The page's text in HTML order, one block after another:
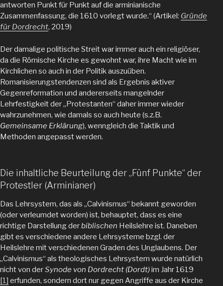
antworten Punkt für Punkt auf die arminianische
Zusammenfassung, die 1610 vorlegt wurde.“ (Artikel: Gründe
für Dordrecht, 2019)
Der damalige politische Streit war immer auch ein religiöser,
da die Römische Kirche es gewohnt war, ihre Macht wie im
Kirchlichen so auch in der Politik auszuüben.
Romanisierungstendenzen sind als Ergebnis aktiver
Gegenreformation und andererseits mangelnder
Lehrfestigkeit der „Protestanten“ daher immer wieder
wahrzunehmen, wie damals so auch heute (s.z.B.
Gemeinsame Erklärung), wenngleich die Taktik und
Methoden angepasst werden.
Die inhaltliche Beurteilung der „Fünf Punkte“ der
Protestler (Arminianer)
Das Lehrsystem, das als „Calvinismus“ bekannt geworden
(oder verleumdet worden) ist, behauptet, dass es eine
richtige Darstellung derbiblischen Heilslehre ist. Daneben
gibt es verschiedene andere Lehrsysteme bzgl. der
Heilslehre mit verschiedenen Graden des Unglaubens. Der
„Calvinismus“ als theologisches Lehrsystem wurde natürlich
nicht von derSynode von Dordrecht (Dordt)im Jahr 1619
[1] erfunden, sondern dort nur gegen Angriffe aus der Kirche